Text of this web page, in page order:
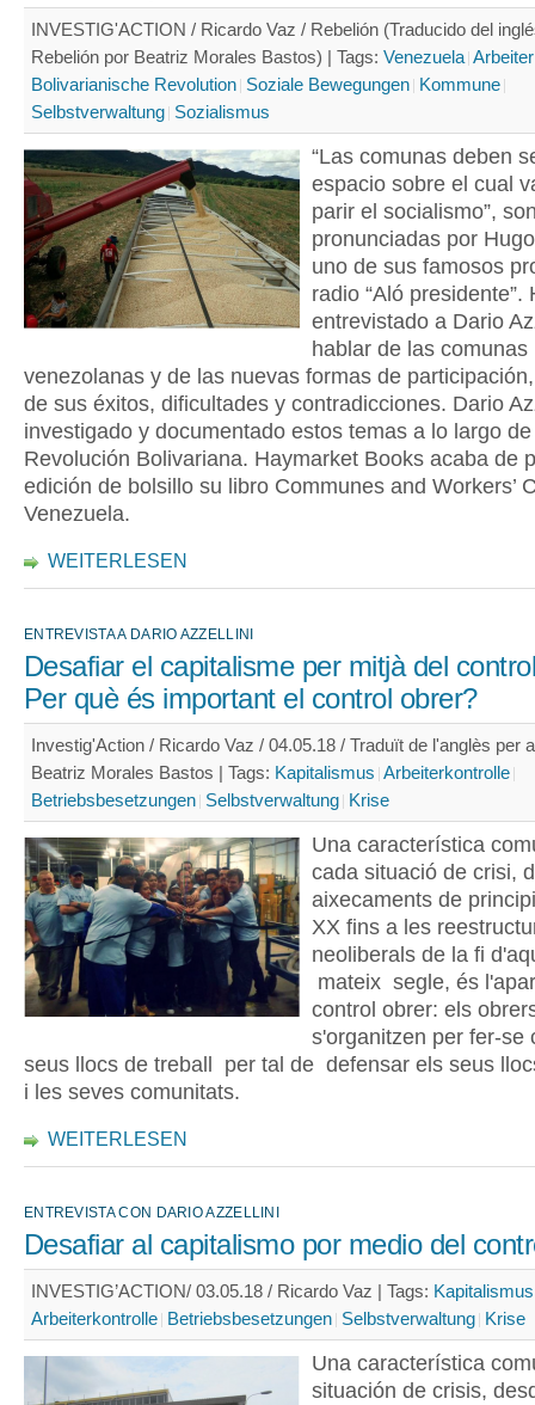
INVESTIG'ACTION / Ricardo Vaz / Rebelión (Traducido del
Rebelión por Beatriz Morales Bastos) | Tags: Venezuela
Bolivarianische Revolution Soziale Bewegungen Kommune
Selbstverwaltung Sozialismus
“Las comunas deben
espacio sobre el cual
parir el socialismo”,
pronunciadas por
uno de sus famosos
radio “Aló presidente”.
entrevistado a Dario
hablar de las comunas
venezolanas y de las nuevas formas de
de sus éxitos, dificultades y contradicciones. Dario
investigado y documentado estos temas a lo largo
Revolución Bolivariana. Haymarket Books acaba de
edición de bolsillo su libro Communes and Workers’
Venezuela.
WEITERLESEN
ENTREVISTA A DARIO AZZELLINI
Desafiar el capitalisme per mitjà del
Per què és important el control obrer?
Investig'Action / Ricardo Vaz / 04.05.18 / Traduït de l'anglès per
Beatriz Morales Bastos | Tags: Kapitalismus Arbeiterkontrolle
Betriebsbesetzungen Selbstverwaltung Krise
Una característica
cada situació de crisi,
aixecaments de
XX fins a les
neoliberals de la fi
mateix segle, és
control obrer: els
s'organitzen per fer-se
seus llocs de treball per tal de defensar els seus
i les seves comunitats.
WEITERLESEN
ENTREVISTA CON DARIO AZZELLINI
Desafiar al capitalismo por medio del
INVESTIG’ACTION/ 03.05.18 / Ricardo Vaz | Tags: Kapitalismus
Arbeiterkontrolle Betriebsbesetzungen Selbstverwaltung Krise
Una característica
situación de crisis,